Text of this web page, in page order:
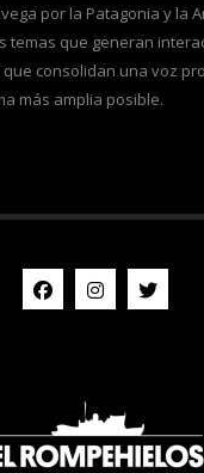
por la Patagonia y la
temas que generan
consolidan una voz
más amplia posible.